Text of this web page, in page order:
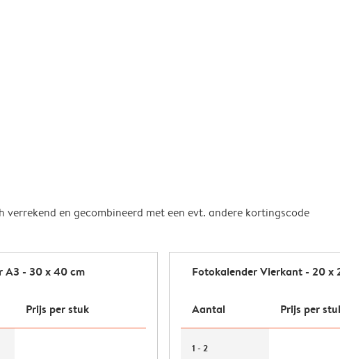
en gecombineerd met een evt. andere kortingscode
A3 - 30 x 40 cm
Prijs per stuk
Fotokalender Vierkant - 20 x
Aantal Prijs per
1 - 2